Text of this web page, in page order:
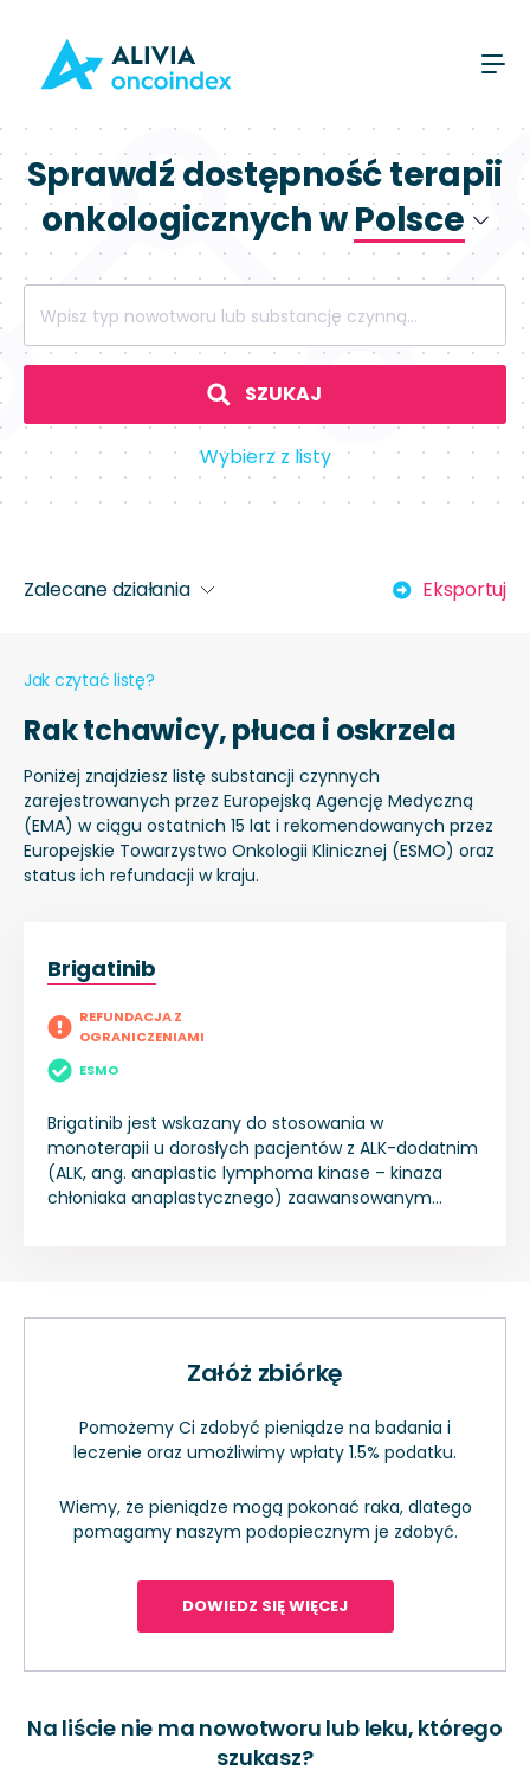
Sprawdź dostępność terapii
onkologicznych wPolsce
Hiszpanii
SZUKAJ
Wybierz z listy
Zalecane działania Eksportuj
Rak tchawicy, płuca i oskrzela
Jak czytać listę?
Poniżej znajdziesz listę substancji czynnych
zarejestrowanych przez Europejską Agencję Medyczną
(EMA) w ciągu ostatnich 15 lat i rekomendowanych przez
Europejskie Towarzystwo Onkologii Klinicznej (ESMO) oraz
status ich refundacji w kraju.
Brigatinib
Brigatinib jest wskazany do stosowania w
monoterapii u dorosłych pacjentów z ALK-dodatnim
(ALK, ang. anaplastic lymphoma kinase – kinaza
chłoniaka anaplastycznego) zaawansowanym
zaawansowanym NDRP, leczonych wcześniej
REFUNDACJA Z
OGRANICZENIAMI
ESMO
Załóż zbiórkę
Pomożemy Ci zdobyć pieniądze na badania i
leczenie oraz umożliwimy wpłaty 1.5% podatku.
Wiemy, że pieniądze mogą pokonać raka, dlatego
pomagamy naszym podopiecznym je zdobyć.
DOWIEDZ SIĘ WIĘCEJ
Na liście nie ma nowotworu lub leku, którego
szukasz?